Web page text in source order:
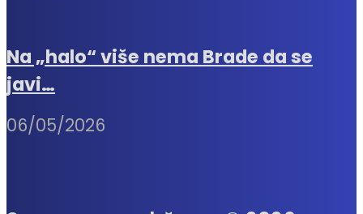
Na „halo“ više nema Brade da se
javi…
06/05/2026